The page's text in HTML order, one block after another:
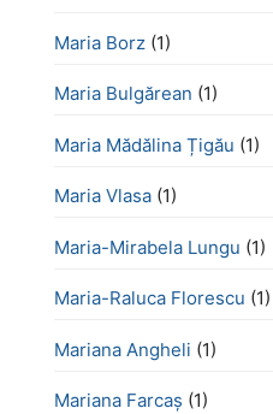
Maria Borz (1)
Maria Bulgărean (1)
Maria Mădălina Țigău (1)
Maria Vlasa (1)
Maria-Mirabela Lungu (1)
Maria-Raluca Florescu (1)
Mariana Angheli (1)
Mariana Farcaș (1)